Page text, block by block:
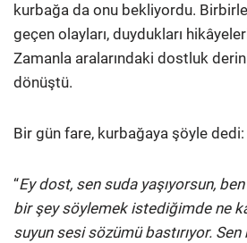
kurbağa da onu bekliyordu.
geçen olayları, duydukları
Zamanla aralarındaki dostluk
dönüştü.
Bir gün fare, kurbağaya şöyle dedi:
“Ey dost, sen suda yaşıyorsun,
bir şey söylemek istediğimde ne
suyun sesi sözümü bastırıyor.